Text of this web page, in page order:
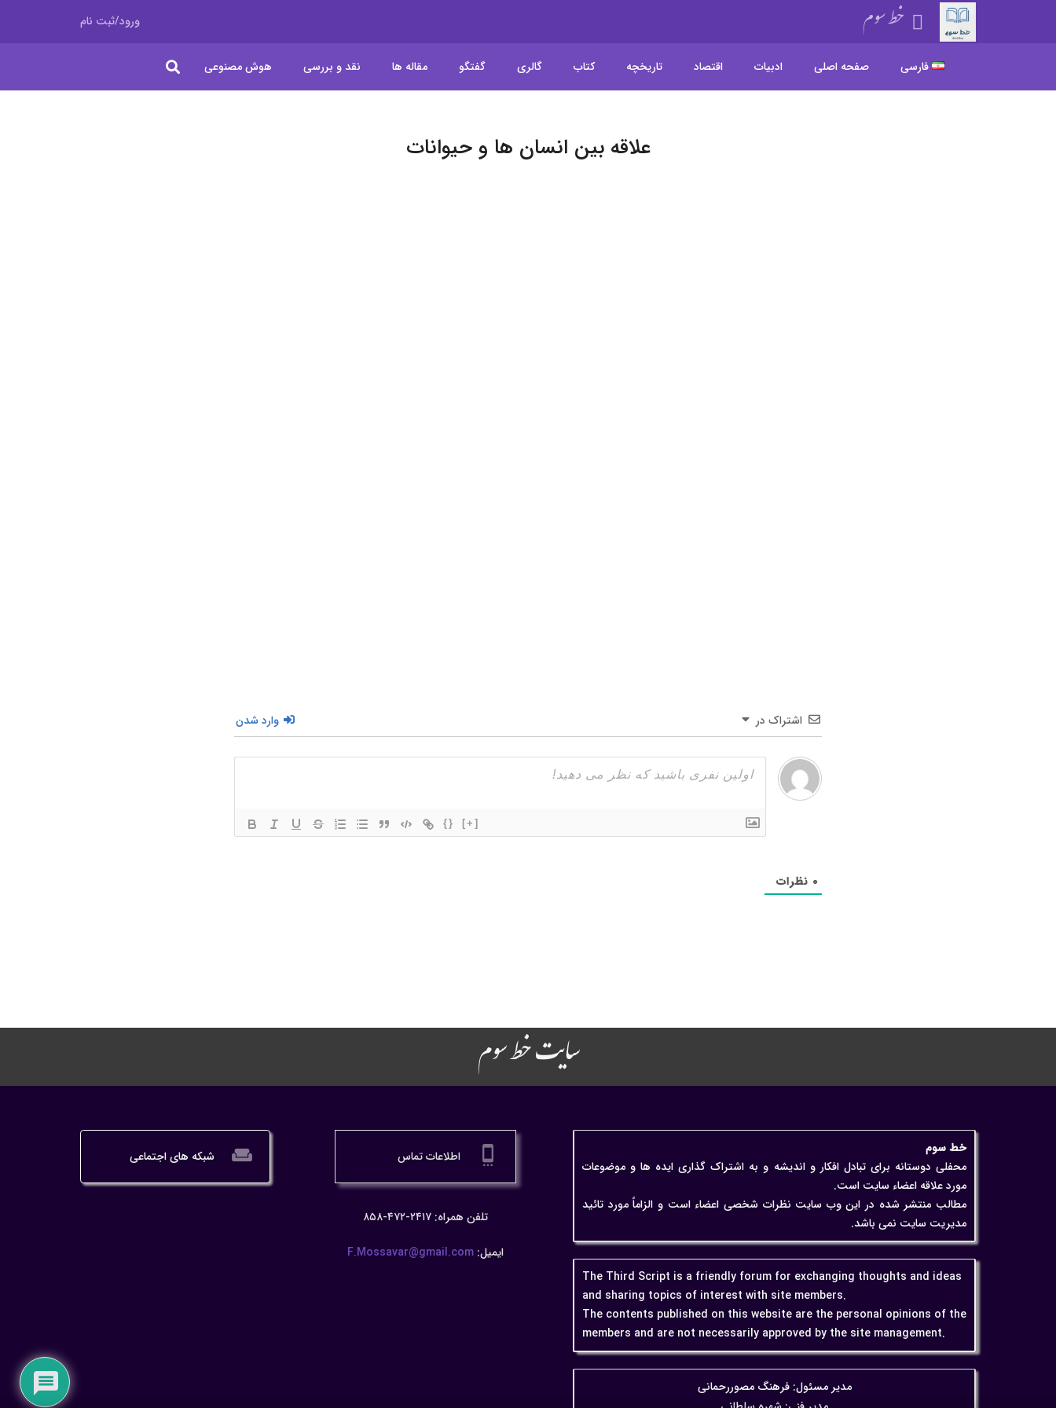
خط سوم ورود/ثبت نام
فارسی صفحه اصلی ادبیات اقتصاد تاریخچه کتاب گالری گفتگو مقاله ها نقد و بررسی هوش مصنوعی
علاقه بین انسان ها و حیوانات
اشتراک در وارد شدن
{} [+]
۰ نظرات
سایت خط سوم
خط سوم
محفلی دوستانه برای تبادل افکار و اندیشه و به اشتراک گذاری ایده ها و موضوعات
مورد علاقه اعضاء سایت است.
مطالب منتشر شده در این وب سایت نظرات شخصی اعضاء است و الزاماً مورد تائید
مدیریت سایت نمی باشد.
The Third Script is a friendly forum for exchanging thoughts and ideas
and sharing topics of interest with site members.
The contents published on this website are the personal opinions of the
members and are not necessarily approved by the site management.
مدیر مسئول: فرهنگ مصوررحمانی
settings_cell اطلاعات تماس
تلفن همراه: ۲۴۱۷-۴۷۲-۸۵۸
ایمیل:F.Mossavar@gmail.com
weekend شبکه های اجتماعی